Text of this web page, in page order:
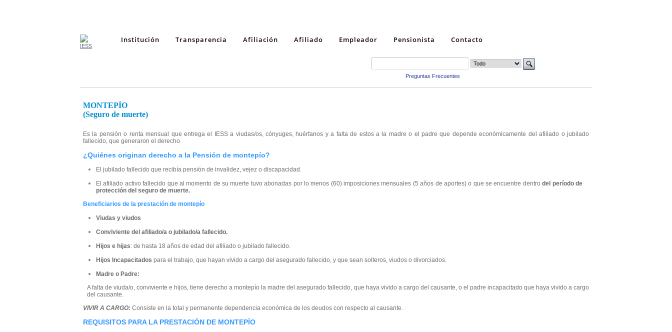
Institución Transparencia Afiliación Afiliado Empleador Pensionista Contacto
Preguntas Frecuentes
MONTEPÍO
(Seguro de muerte)
Es la pensión o renta mensual que entrega el IESS a viudas/os, cónyuges, huérfanos y a falta de estos a la madre o el padre que depende económicamente del afiliado o jubilado
fallecido, que generaron el derecho.
¿Quiénes originan derecho a la Pensión de montepío?
El jubilado fallecido que recibía pensión de invalidez, vejez o discapacidad.
El afiliado activo fallecido que al momento de su muerte tuvo abonadas por lo menos (60) imposiciones mensuales (5 años de aportes) o que se encuentre dentrodel período de
protección del seguro de muerte.
Beneficiarios de la prestación de montepío
Viudas y viudos
Conviviente del afiliado/a o jubilado/a fallecido.
Hijos e hijas: de hasta 18 años de edad del afiliado o jubilado fallecido.
Hijos Incapacitados para el trabajo, que hayan vivido a cargo del asegurado fallecido, y que sean solteros, viudos o divorciados.
Madre o Padre:
A falta de viuda/o, conviviente e hijos, tiene derecho a montepío la madre del asegurado fallecido, que haya vivido a cargo del causante, o el padre incapacitado que haya vivido a cargo
del causante.
VIVIR A CARGO: Consiste en la total y permanente dependencia económica de los deudos con respecto al causante.
REQUISITOS PARA LA PRESTACIÓN DE MONTEPÍO